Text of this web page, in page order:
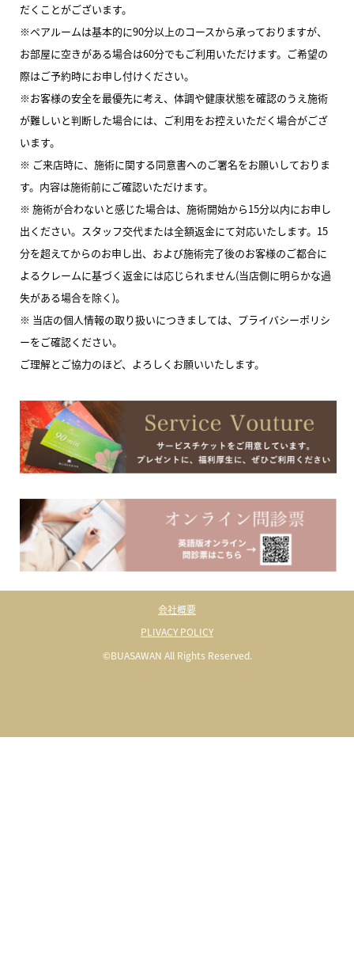
だくことがございます。
※ペアルームは基本的に90分以上のコースから承っておりますが、
お部屋に空きがある場合は60分でもご利用いただけます。ご希望の
際はご予約時にお申し付けください。
※お客様の安全を最優先に考え、体調や健康状態を確認のうえ施術
が難しいと判断した場合には、ご利用をお控えいただく場合がござ
います。
※ ご来店時に、施術に関する同意書へのご署名をお願いしておりま
す。内容は施術前にご確認いただけます。
※ 施術が合わないと感じた場合は、施術開始から15分以内にお申し
出ください。スタッフ交代または全額返金にて対応いたします。15
分を超えてからのお申し出、および施術完了後のお客様のご都合に
よるクレームに基づく返金には応じられません(当店側に明らかな過
失がある場合を除く)。
※ 当店の個人情報の取り扱いにつきましては、プライバシーポリシ
ーをご確認ください。
ご理解とご協力のほど、よろしくお願いいたします。
会社概要
PLIVACY POLICY
©BUASAWAN All Rights Reserved.